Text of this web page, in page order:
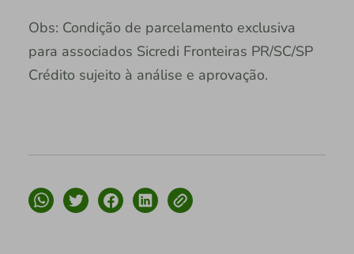
Obs: Condição de parcelamento exclusiva
para associados Sicredi Fronteiras PR/SC/SP
Crédito sujeito à análise e aprovação.